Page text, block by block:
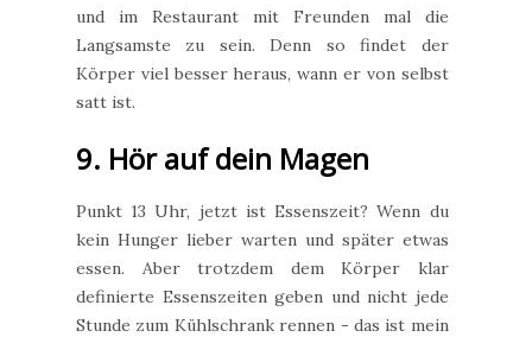
und im Restaurant mit Freunden mal die
Langsamste zu sein. Denn so findet der
Körper viel besser heraus, wann er von selbst
satt ist.
9. Hör auf dein Magen
Punkt 13 Uhr, jetzt ist Essenszeit? Wenn du
kein Hunger lieber warten und später etwas
essen. Aber trotzdem dem Körper klar
definierte Essenszeiten geben und nicht jede
Stunde zum Kühlschrank rennen - das ist mein